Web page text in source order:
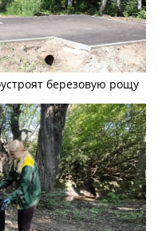
березовую рощу